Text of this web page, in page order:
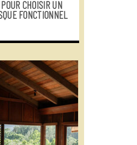
CHOISIR UN
FONCTIONNEL